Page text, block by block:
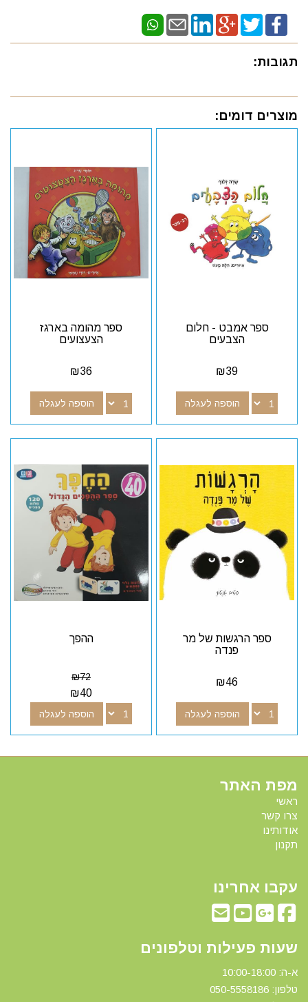
תגובות:
מוצרים דומים:
ספר אמבט - חלום
הצבעים
₪39
הוספה לעגלה
ספר מהומה בארגז
הצעצועים
₪36
הוספה לעגלה
ספר הרגשות של מר
פנדה
₪46
הוספה לעגלה
ההפך
₪72
₪40
הוספה לעגלה
מפת האתר
ראשי
צרו קשר
אודותינו
תקנון
עקבו אחרינו
שעות פעילות וטלפונים
א-ה: 10:00-18:00
טלפון: 0 50-5558186